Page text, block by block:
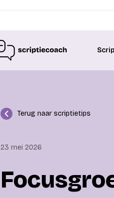
Terug naar scriptietips
23 mei 2026